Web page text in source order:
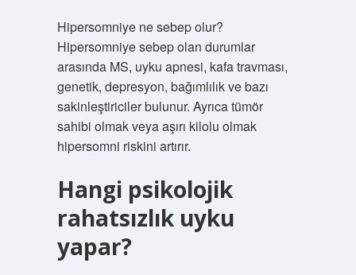
Hipersomniye ne sebep olur?
Hipersomniye sebep olan durumlar
arasında MS, uyku apnesi, kafa travması,
genetik, depresyon, bağımlılık ve bazı
sakinleştiriciler bulunur. Ayrıca tümör
sahibi olmak veya aşırı kilolu olmak
hipersomni riskini artırır.
Hangi psikolojik
rahatsızlık uyku
yapar?